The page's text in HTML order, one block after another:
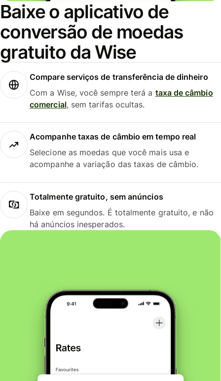
Baixe o aplicativo de
conversão de moedas
gratuito da Wise
Compare serviços de transferência de dinheiro
Com a Wise, você sempre terá a taxa de câmbio
comercial, sem tarifas ocultas.
Acompanhe taxas de câmbio em tempo real
Selecione as moedas que você mais usa e
acompanhe a variação das taxas de câmbio.
Totalmente gratuito, sem anúncios
Baixe em segundos. É totalmente gratuito, e não
há anúncios inesperados.